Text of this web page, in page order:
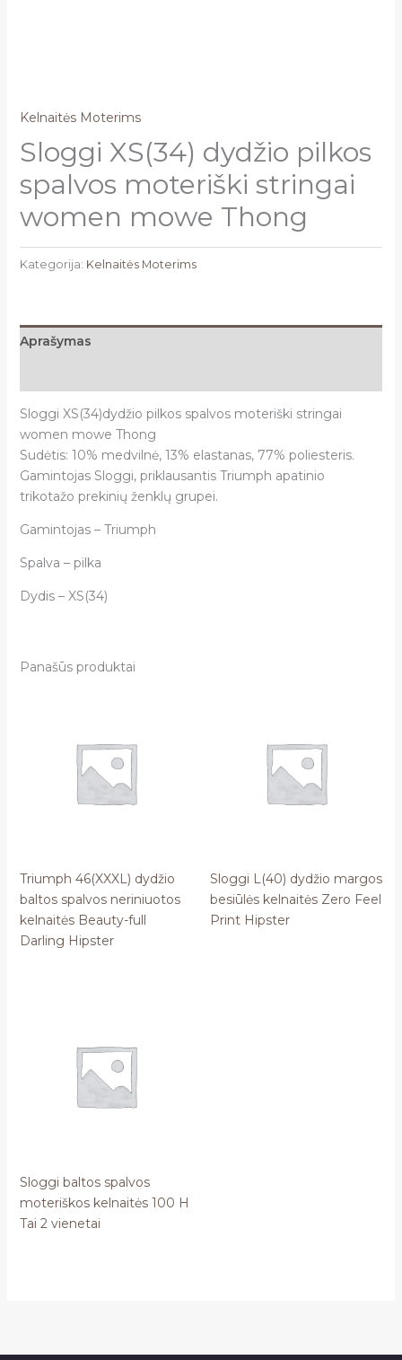
Kelnaitės Moterims
Sloggi XS(34) dydžio pilkos
spalvos moteriški stringai
women mowe Thong
Kategorija: Kelnaitės Moterims
Aprašymas
Sloggi XS(34)dydžio pilkos spalvos moteriški stringai
women mowe Thong
Sudėtis: 10% medvilnė, 13% elastanas, 77% poliesteris.
Gamintojas Sloggi, priklausantis Triumph apatinio
trikotažo prekinių ženklų grupei.
Gamintojas – Triumph
Spalva – pilka
Dydis – XS(34)
Panašūs produktai
Triumph 46(XXXL) dydžio
baltos spalvos neriniuotos
kelnaitės Beauty-full
Darling Hipster
Sloggi L(40) dydžio margos
besiūlės kelnaitės Zero Feel
Print Hipster
Sloggi baltos spalvos
moteriškos kelnaitės 100 H
Tai 2 vienetai